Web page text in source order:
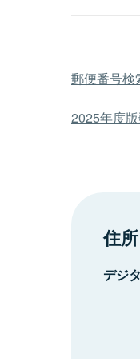
郵便番号検
2025年度
住
デジ